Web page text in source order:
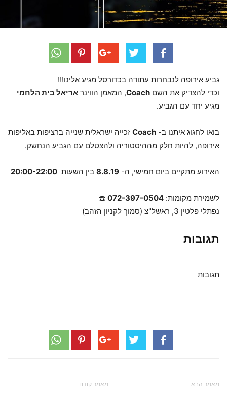
גביע אירופה לנבחרות עתודה בכדורסל מגיע אלינו!!!
וכדי להצדיק את השם Coach, המאמן הווינר אריאל בית הלחמי
מגיע יחד עם הגביע.
בואו לחגוג איתנו ב- Coach זכייה ישראלית שנייה ברציפות באליפות
אירופה, להיות חלק מההיסטוריה ולהצטלם עם הגביע הנחשק.
האירוע מתקיים ביום חמישי, ה- 8.8.19 בין השעות 20:00-22:00
לשמירת מקומות: 072-397-0504
☎️
נפתלי פלטין 3, ראשל"צ (סמוך לקניון הזהב)
תגובות
תגובות
מאמר קודם מאמר הבא